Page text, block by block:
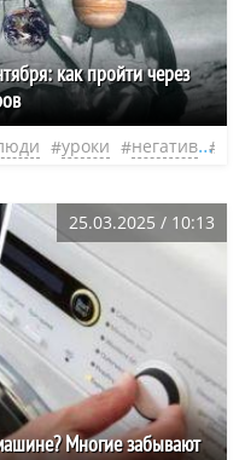
как пройти через
уроки негатив
25.03.2025 / 10:13
Многие забывают